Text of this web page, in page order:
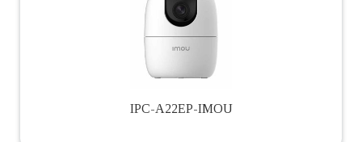
IPC-A22EP-IMOU